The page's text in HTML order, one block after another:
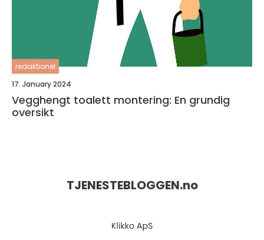
redaktionel
17. January 2024
Vegghengt toalett montering: En grundig
oversikt
TJENESTEBLOGGEN.no